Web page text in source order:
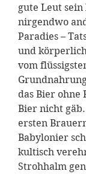
gute Leut sein
nirgendwo
Paradies –
und
vom
das Bier ohne
Bier nicht
ersten
Babylonier
kultisch
Strohhalm